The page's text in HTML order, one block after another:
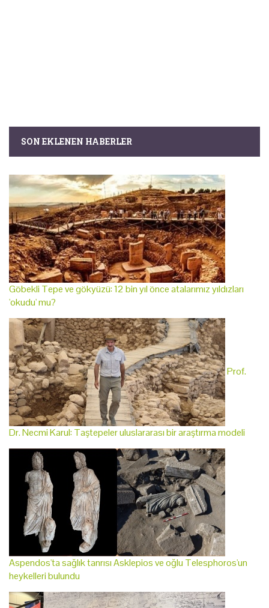
SON EKLENEN HABERLER
Göbekli Tepe ve gökyüzü: 12 bin yıl önce atalarımız yıldızları
'okudu' mu?
Prof.
Dr. Necmi Karul: Taştepeler uluslararası bir araştırma modeli
Aspendos'ta sağlık tanrısı Asklepios ve oğlu Telesphoros'un
heykelleri bulundu